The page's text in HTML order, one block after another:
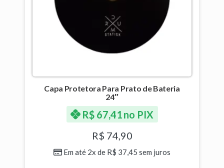
Capa Protetora Para Prato de Bateria
24″
R$ 74,90
Em até 2x de R$ 37,45 sem juros
R$67,41 no PIX